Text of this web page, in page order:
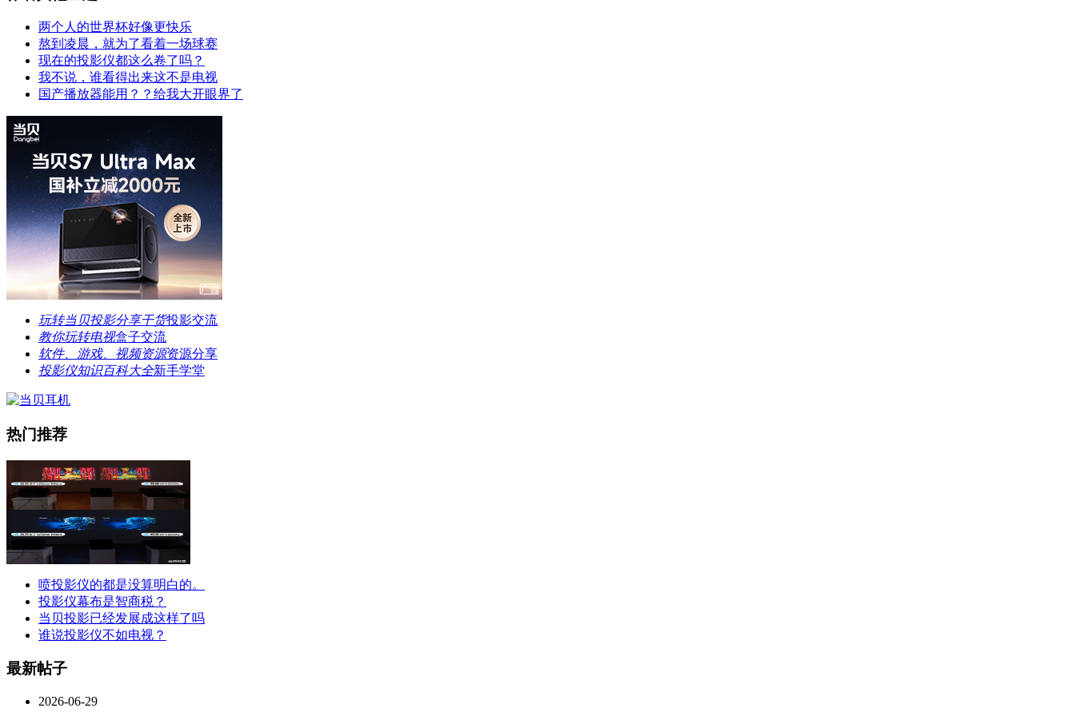
两个人的世界杯好像更快乐
熬到凌晨，就为了看着一场球赛
现在的投影仪都这么卷了吗？
我不说，谁看得出来这不是电视
国产播放器能用？？给我大开眼界了
玩转当贝投影分享干货投影交流
教你玩转电视盒子交流
软件、游戏、视频资源资源分享
投影仪知识百科大全新手学堂
热门推荐
喷投影仪的都是没算明白的。
投影仪幕布是智商税？
当贝投影已经发展成这样了吗
谁说投影仪不如电视？
最新帖子
2026-06-29